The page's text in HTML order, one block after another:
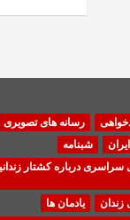
رسانه های تصویری
شبنامه
سراسری درباره کشتار
زندان
یادمان ها